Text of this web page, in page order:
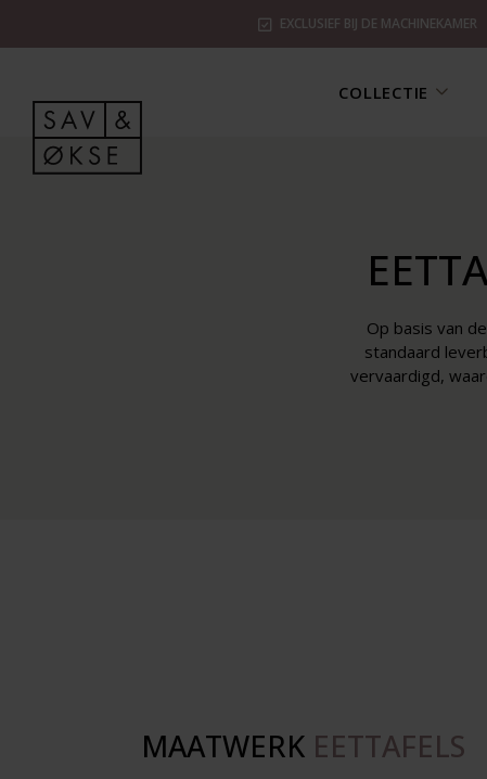
EXCLUSIEF BIJ DE MACHINEKAMER
COLLECTIE
Op basis van
standaard
vervaardigd,
MAATWERK EETTAFELS